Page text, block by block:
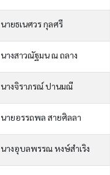
นายธเนศวร กุลศรี
นางสาวณัฐมน ณ ถลาง
นางจิราภรณ์ ปานมณี
นายอรรถพล สายศิลลา
นางอุบลพรรณ หงษ์สำเริง